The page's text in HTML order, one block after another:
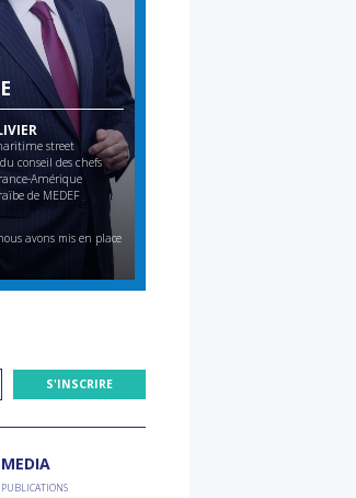
street
conseil des chefs
Amérique
de MEDEF
avons mis en place
MEDIA
PUBLICATIONS